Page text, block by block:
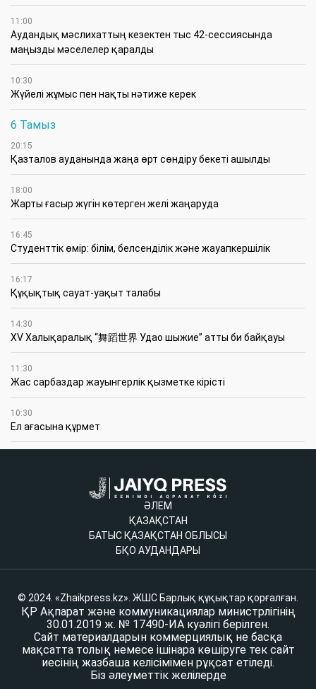
11:00
Аудандық мәслихаттың кезектен тыс 42-сессиясында
маңызды мәселелер қаралды
10:30
Жүйелі жұмыс пен нақты нәтиже керек
6 Тамыз
20:15
Қазталов ауданында жаңа өрт сөндіру бекеті ашылды
18:00
Жарты ғасыр жүгін көтерген желі жаңаруда
16:45
Студенттік өмір: білім, белсенділік және жауапкершілік
16:17
Құқықтық сауат-уақыт талабы
14:30
XV Халықаралық “舞蹈世界 Удао шыжие” атты би байқауы
11:30
Жас сарбаздар жауынгерлік қызметке кірісті
10:30
Ел ағасына құрмет
ӘЛЕМ
ҚАЗАҚСТАН
БАТЫС ҚАЗАҚСТАН ОБЛЫСЫ
БҚО АУДАНДАРЫ
© 2024. «Zhaikpress.kz». ЖШС Барлық құқықтар қорғалған.
ҚР Ақпарат және коммуникациялар министрлігінің
30.01.2019 ж. № 17490-ИА куәлігі берілген.
Сайт материалдарын коммерциялық не басқа
мақсатта толық немесе ішінара көшіруге тек сайт
иесінің жазбаша келісімімен рұқсат етіледі.
Біз әлеуметтік желілерде